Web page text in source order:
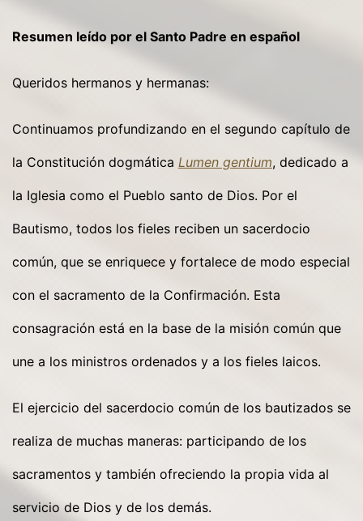
Resumen leído por el Santo Padre en español
Queridos hermanos y hermanas:
Continuamos profundizando en el segundo capítulo de
la Constitución dogmática Lumen gentium, dedicado a
la Iglesia como el Pueblo santo de Dios. Por el
Bautismo, todos los fieles reciben un sacerdocio
común, que se enriquece y fortalece de modo especial
con el sacramento de la Confirmación. Esta
consagración está en la base de la misión común que
une a los ministros ordenados y a los fieles laicos.
El ejercicio del sacerdocio común de los bautizados se
realiza de muchas maneras: participando de los
sacramentos y también ofreciendo la propia vida al
servicio de Dios y de los demás.